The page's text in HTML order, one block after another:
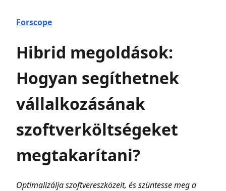
Forscope
Hibrid megoldások:
Hogyan segíthetnek
vállalkozásának
szoftverköltségeket
megtakarítani?
Optimalizálja szoftvereszközeit, és szüntesse meg a